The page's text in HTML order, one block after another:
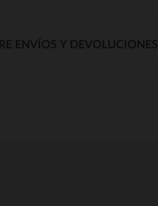
ENVÍOS Y DEVOLUCIONES